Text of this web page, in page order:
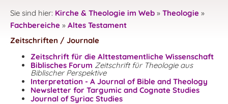
Sie sind hier: Kirche & Theologie im Web » Theologie »
Fachbereiche » Altes Testament
Zeitschriften / Journale
Zeitschrift für die Alttestamentliche Wissenschaft
Biblisches Forum Zeitschrift für Theologie aus
Biblischer Perspektive
Interpretation - A Journal of Bible and Theology
Newsletter for Targumic and Cognate Studies
Journal of Syriac Studies